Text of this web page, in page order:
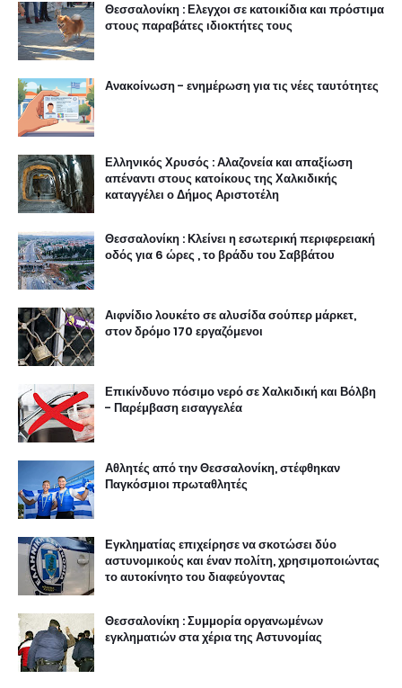
Θεσσαλονίκη : Ελεγχοι σε κατοικίδια και πρόστιμα
στους παραβάτες ιδιοκτήτες τους
Ανακοίνωση - ενημέρωση για τις νέες ταυτότητες
Ελληνικός Χρυσός : Αλαζονεία και απαξίωση
απέναντι στους κατοίκους της Χαλκιδικής
καταγγέλει ο Δήμος Αριστοτέλη
Θεσσαλονίκη : Κλείνει η εσωτερική περιφερειακή
οδός για 6 ώρες , το βράδυ του Σαββάτου
Αιφνίδιο λουκέτο σε αλυσίδα σούπερ μάρκετ,
στον δρόμο 170 εργαζόμενοι
Επικίνδυνο πόσιμο νερό σε Χαλκιδική και Βόλβη
- Παρέμβαση εισαγγελέα
Αθλητές από την Θεσσαλονίκη, στέφθηκαν
Παγκόσμιοι πρωταθλητές
Εγκληματίας επιχείρησε να σκοτώσει δύο
αστυνομικούς και έναν πολίτη, χρησιμοποιώντας
το αυτοκίνητο του διαφεύγοντας
Θεσσαλονίκη : Συμμορία οργανωμένων
εγκληματιών στα χέρια της Αστυνομίας